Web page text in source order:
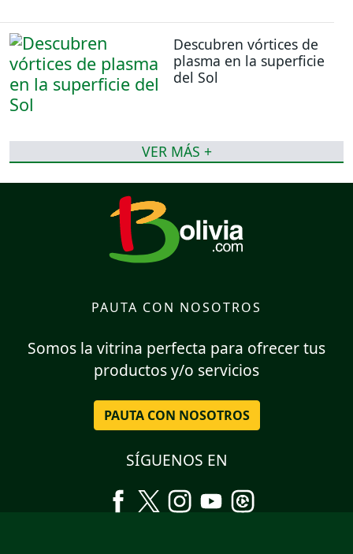
Descubren vórtices de
plasma en la superficie
del Sol
VER MÁS +
PAUTA CON NOSOTROS
Somos la vitrina perfecta para ofrecer tus
productos y/o servicios
PAUTA CON NOSOTROS
SÍGUENOS EN